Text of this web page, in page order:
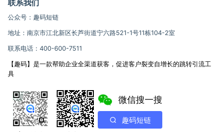
联系我们
公众号：趣码短链
地址：南京市江北新区长芦街道宁六路521-1号11栋104-2室
联系电话：400-600-7511
【趣码】是一款帮助企业全渠道获客，促进客户裂变自增长的跳转引流工
具
微信搜一搜
趣码短链